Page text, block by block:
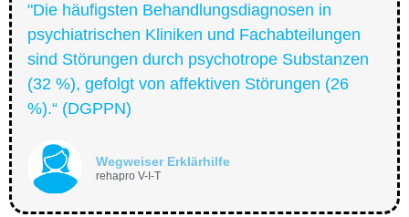
"Die häufigsten Behandlungsdiagnosen in
psychiatrischen Kliniken und Fachabteilungen
sind Störungen durch psychotrope Substanzen
(32 %), gefolgt von affektiven Störungen (26
%).“ (DGPPN)
Wegweiser Erklärhilfe
rehapro V-I-T